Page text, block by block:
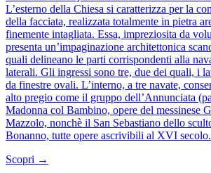
L’esterno della Chiesa si caratterizza per la
della facciata, realizzata totalmente in pietra
finemente intagliata. Essa, impreziosita da
presenta un’impaginazione architettonica
quali delineano le parti corrispondenti alla
laterali. Gli ingressi sono tre, due dei quali, i
da finestre ovali. L’interno, a tre navate,
alto pregio come il gruppo dell’Annunciata
Madonna col Bambino, opere del messinese
Mazzolo, nonchè il San Sebastiano dello
Bonanno, tutte opere ascrivibili al XVI secolo.
Scopri →